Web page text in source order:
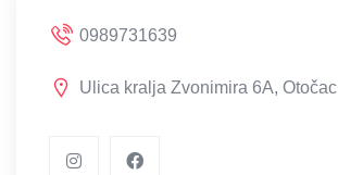
0989731639
Ulica kralja Zvonimira 6A, Otočac